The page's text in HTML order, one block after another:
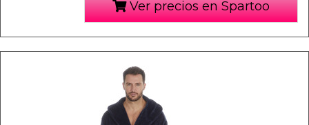
Ver precios en Spartoo